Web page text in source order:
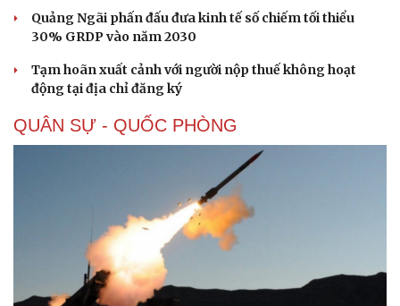
Quảng Ngãi phấn đấu đưa kinh tế số chiếm tối thiểu
30% GRDP vào năm 2030
Tạm hoãn xuất cảnh với người nộp thuế không hoạt
động tại địa chỉ đăng ký
QUÂN SỰ - QUỐC PHÒNG